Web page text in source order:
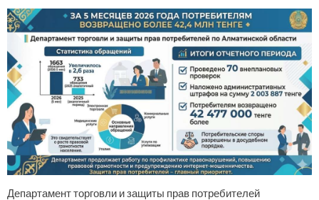
Департамент торговли и защиты прав потребителей